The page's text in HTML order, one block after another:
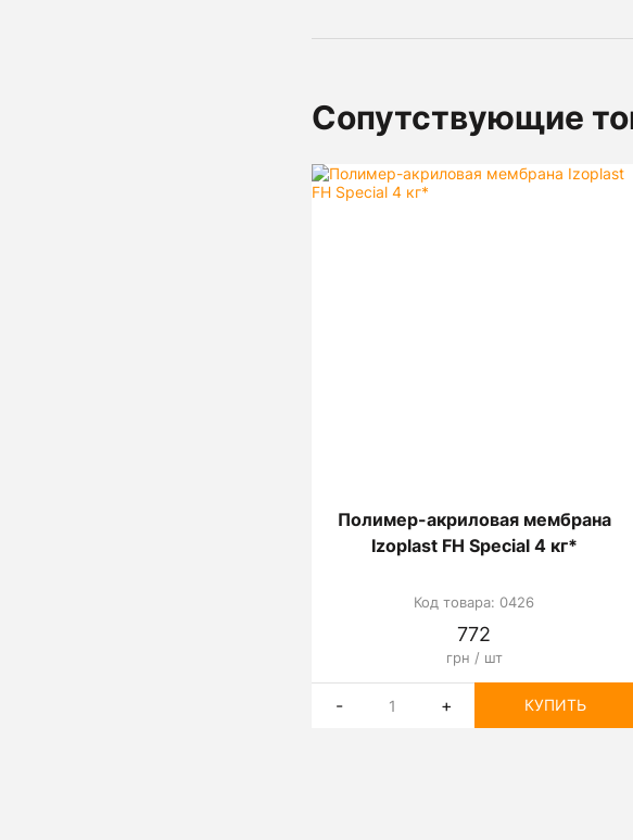
Сопутствующие
Полимер-акриловая мембрана
Izoplast FH Special 4 кг*
Код товара: 0426
772
грн / шт
- + КУПИТЬ